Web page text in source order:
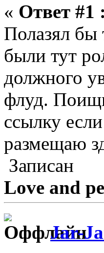
« Ответ #1 :
Полазял бы
были тут
должного
флуд.
ссылку
размещаю
Записан
Love and
Jar-